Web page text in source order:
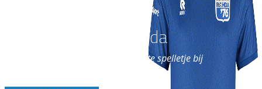
Word nu lid van Rohda
en geniet iedere week van het leukste spelletje bij